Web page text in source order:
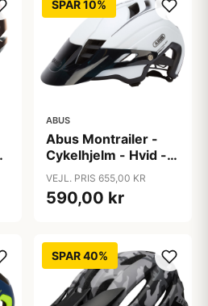
SPAR 10%
ABUS
Abus Montrailer -
Cykelhjelm - Hvid -
Str. M
VEJL. PRIS 655,00 KR
590,00 kr
SPAR 40%